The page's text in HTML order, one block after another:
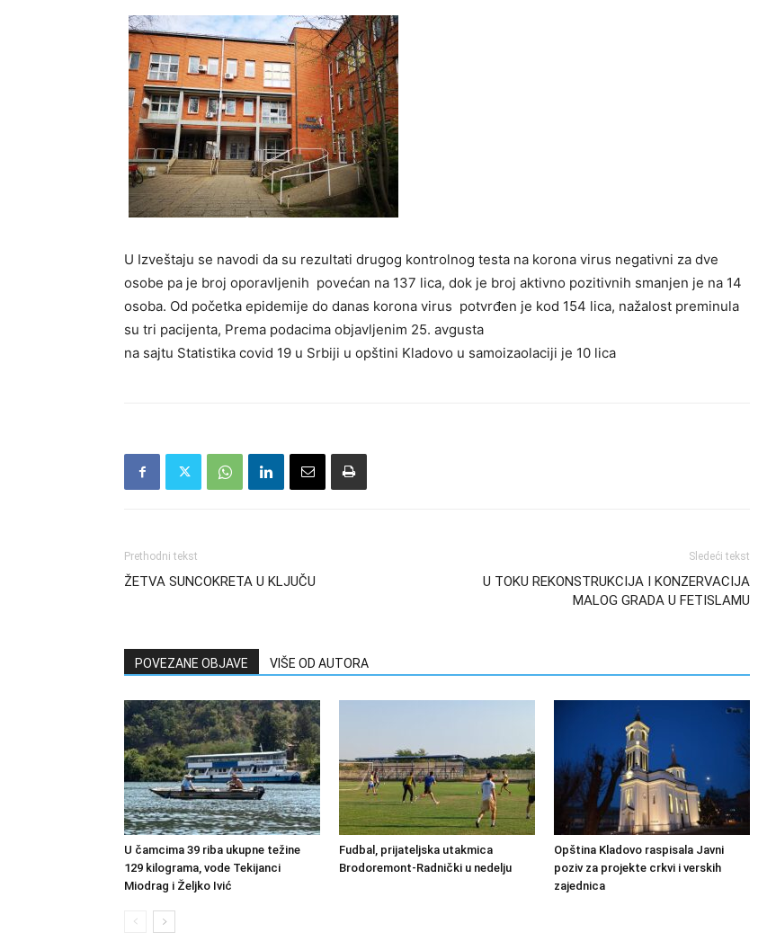
U Izveštaju se navodi da su rezultati drugog kontrolnog testa na korona virus negativni za dve
osobe pa je broj oporavljenih povećan na 137 lica, dok je broj aktivno pozitivnih smanjen je na 14
osoba. Od početka epidemije do danas korona virus potvrđen je kod 154 lica, nažalost preminula
su tri pacijenta, Prema podacima objavljenim 25. avgusta
na sajtu Statistika covid 19 u Srbiji u opštini Kladovo u samoizaolaciji je 10 lica
Prethodni tekst
ŽETVA SUNCOKRETA U KLJUČU
Sledeći tekst
U TOKU REKONSTRUKCIJA I KONZERVACIJA
MALOG GRADA U FETISLAMU
POVEZANE OBJAVE VIŠE OD AUTORA
U čamcima 39 riba ukupne težine
129 kilograma, vode Tekijanci
Miodrag i Željko Ivić
Fudbal, prijateljska utakmica
Brodoremont-Radnički u nedelju
Opština Kladovo raspisala Javni
poziv za projekte crkvi i verskih
zajednica